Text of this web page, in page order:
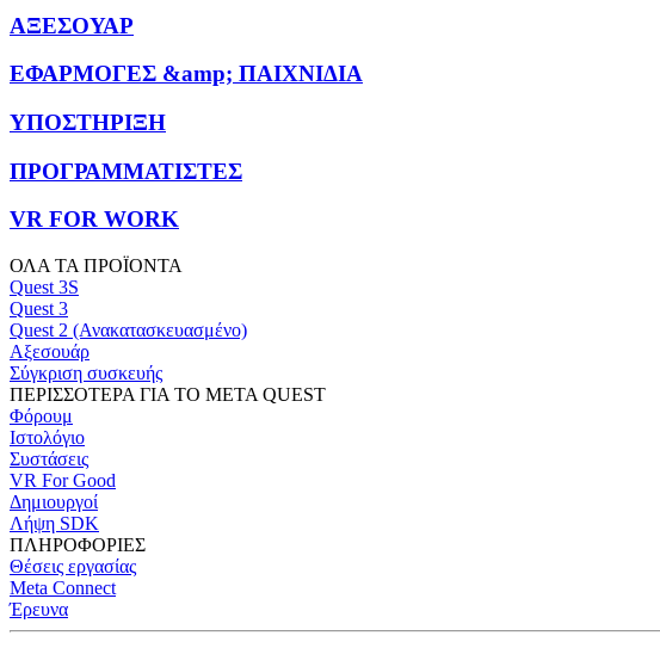
ΑΞΕΣΟΥΑΡ
ΕΦΑΡΜΟΓΕΣ &amp; ΠΑΙΧΝΙΔΙΑ
ΥΠΟΣΤΗΡΙΞΗ
ΠΡΟΓΡΑΜΜΑΤΙΣΤΕΣ
VR FOR WORK
ΟΛΑ ΤΑ ΠΡΟΪΟΝΤΑ
Quest 3S
Quest 3
Quest 2 (Ανακατασκευασμένο)
Αξεσουάρ
Σύγκριση συσκευής
ΠΕΡΙΣΣΟΤΕΡΑ ΓΙΑ ΤΟ META QUEST
Φόρουμ
Ιστολόγιο
Συστάσεις
VR For Good
Δημιουργοί
Λήψη SDK
ΠΛΗΡΟΦΟΡΙΕΣ
Θέσεις εργασίας
Meta Connect
Έρευνα